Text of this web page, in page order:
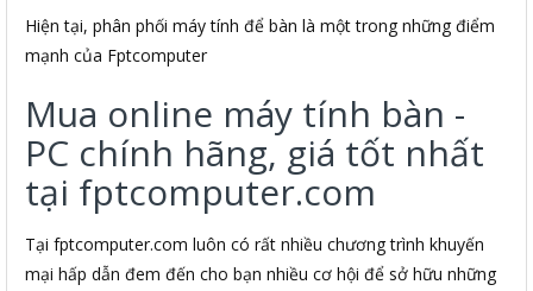
Hiện tại, phân phối máy tính để bàn là một trong những điểm
mạnh của Fptcomputer
Mua online máy tính bàn -
PC chính hãng, giá tốt nhất
tại fptcomputer.com
Tại fptcomputer.com luôn có rất nhiều chương trình khuyến
mại hấp dẫn đem đến cho bạn nhiều cơ hội để sở hữu những